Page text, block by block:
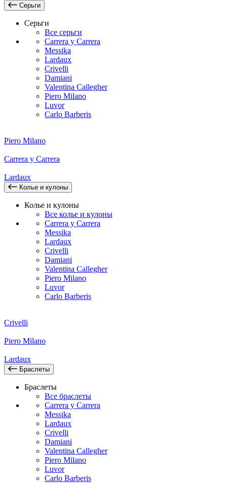
Серьги
Серьги
Все серьги
Carrera y Carrera
Messika
Lardaux
Crivelli
Damiani
Valentina Callegher
Piero Milano
Luvor
Carlo Barberis
Piero Milano
Carrera y Carrera
Lardaux
Колье и кулоны
Колье и кулоны
Все колье и кулоны
Carrera y Carrera
Messika
Lardaux
Crivelli
Damiani
Valentina Callegher
Piero Milano
Luvor
Carlo Barberis
Crivelli
Piero Milano
Lardaux
Браслеты
Браслеты
Все браслеты
Carrera y Carrera
Messika
Lardaux
Crivelli
Damiani
Valentina Callegher
Piero Milano
Luvor
Carlo Barberis